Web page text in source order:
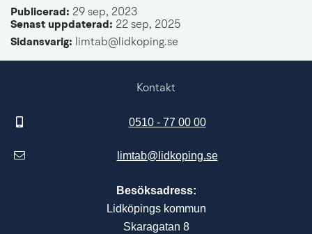
Publicerad: 29 sep, 2023
Senast uppdaterad: 22 sep, 2025
Sidansvarig: limtab@lidkoping.se
Kontakt
0510 - 77 00 00
limtab@lidkoping.se
Besöksadress:
Lidköpings kommun
Skaragatan 8